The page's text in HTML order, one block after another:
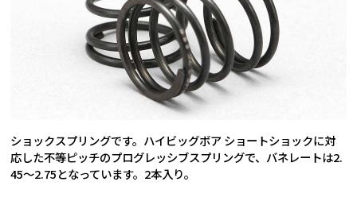
ショックスプリングです。ハイビッグボア ショートショックに対
応した不等ピッチのプログレッシブスプリングで、バネレートは2.
45～2.75となっています。2本入り。